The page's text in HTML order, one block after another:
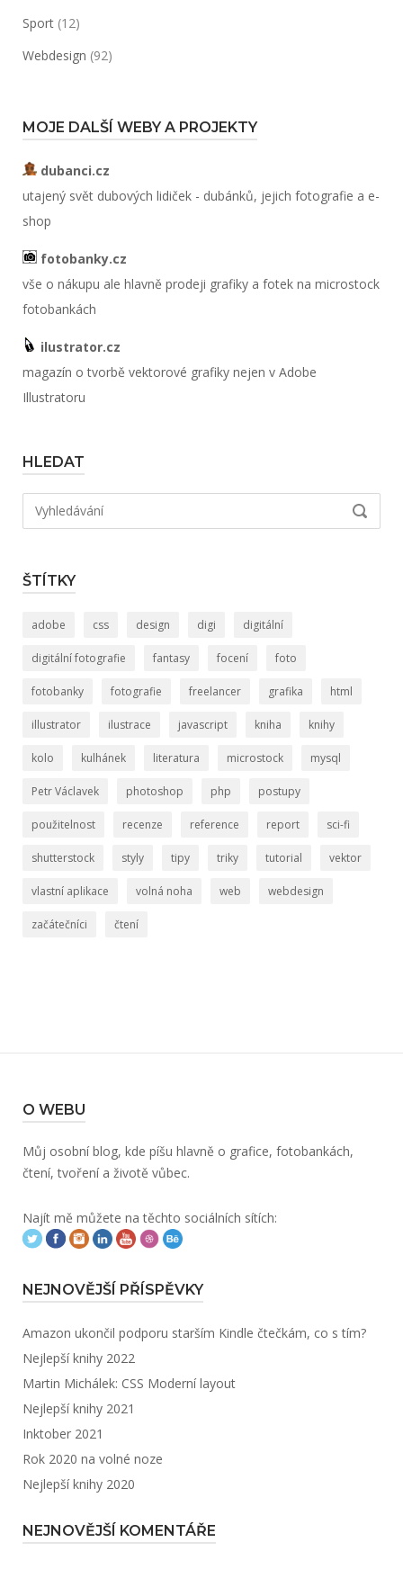
Sport (12)
Webdesign (92)
MOJE DALŠÍ WEBY A PROJEKTY
dubanci.cz
utajený svět dubových lidiček - dubánků, jejich fotografie a e-
shop
fotobanky.cz
vše o nákupu ale hlavně prodeji grafiky a fotek na microstock
fotobankách
ilustrator.cz
magazín o tvorbě vektorové grafiky nejen v Adobe
Illustratoru
HLEDAT
Hledat:
ŠTÍTKY
adobe css design digi digitální
digitální fotografie fantasy focení foto
fotobanky fotografie freelancer grafika html
illustrator ilustrace javascript kniha knihy
kolo kulhánek literatura microstock mysql
Petr Václavek photoshop php postupy
použitelnost recenze reference report sci-fi
shutterstock styly tipy triky tutorial vektor
vlastní aplikace volná noha web webdesign
začátečníci čtení
O WEBU
Můj osobní blog, kde píšu hlavně o grafice, fotobankách,
čtení, tvoření a životě vůbec.
Najít mě můžete na těchto sociálních sítích:
NEJNOVĚJŠÍ PŘÍSPĚVKY
Amazon ukončil podporu starším Kindle čtečkám, co s tím?
Nejlepší knihy 2022
Martin Michálek: CSS Moderní layout
Nejlepší knihy 2021
Inktober 2021
Rok 2020 na volné noze
Nejlepší knihy 2020
NEJNOVĚJŠÍ KOMENTÁŘE